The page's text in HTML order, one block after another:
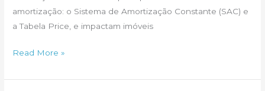
amortização: o Sistema de Amortização Constante (SAC) e
a Tabela Price, e impactam imóveis
Caixa
Limites
Read More »